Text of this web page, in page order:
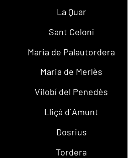
La Quar
Sant Celoni
Maria de Palautordera
Maria de Merlès
Vilobí del Penedès
Lliçà d´Amunt
Dosrius
Tordera